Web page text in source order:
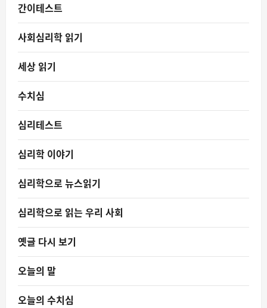
간이테스트
사회심리학 읽기
세상 읽기
수치심
심리테스트
심리학 이야기
심리학으로 뉴스읽기
심리학으로 읽는 우리 사회
옛글 다시 보기
오늘의 말
오늘의 수치심